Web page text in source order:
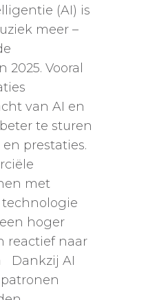
(AI) is
meer –
Vooral
van AI en
te sturen
en prestaties.
met
hoger
reactief naar
Dankzij AI